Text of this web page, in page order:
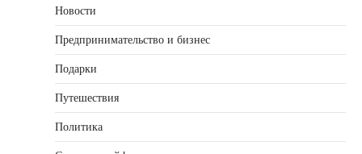
Новости
Предпринимательство и бизнес
Подарки
Путешествия
Политика